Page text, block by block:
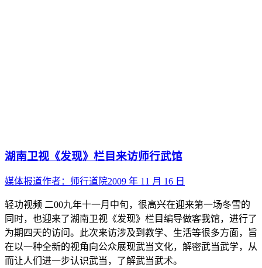
湖南卫视《发现》栏目来访师行武馆
媒体报道作者： 师行道院2009 年 11 月 16 日
轻功视频 二00九年十一月中旬，很高兴在迎来第一场冬雪的
同时，也迎来了湖南卫视《发现》栏目编导做客我馆，进行了
为期四天的访问。此次来访涉及到教学、生活等很多方面，旨
在以一种全新的视角向公众展现武当文化，解密武当武学，从
而让人们进一步认识武当，了解武当武术。